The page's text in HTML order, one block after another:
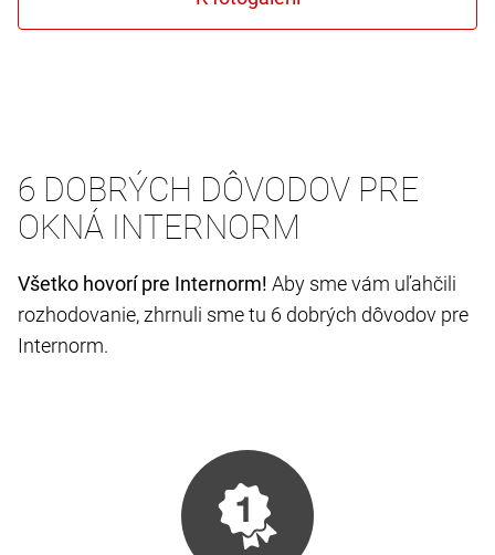
6 DOBRÝCH DÔVODOV PRE
OKNÁ INTERNORM
Všetko hovorí pre Internorm! Aby sme vám uľahčili
rozhodovanie, zhrnuli sme tu 6 dobrých dôvodov pre
Internorm.